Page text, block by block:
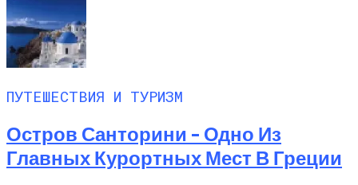
ПУТЕШЕСТВИЯ И ТУРИЗМ
Остров Санторини – Одно Из
Главных Курортных Мест В Греции